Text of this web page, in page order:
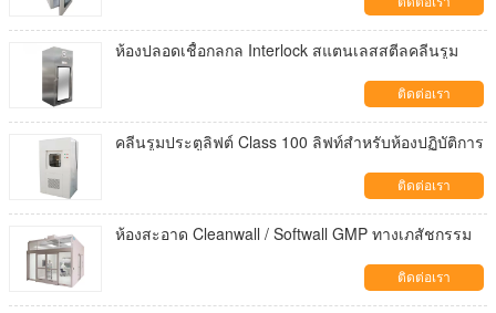
ห้องปลอดเชื้อกลกล Interlock สแตนเลสสตีลคลีนรูม
ติดต่อเรา
คลีนรูมประตูลิฟต์ Class 100 ลิฟท์สำหรับห้องปฏิบัติการ
ติดต่อเรา
ห้องสะอาด Cleanwall / Softwall GMP ทางเภสัชกรรม
ติดต่อเรา